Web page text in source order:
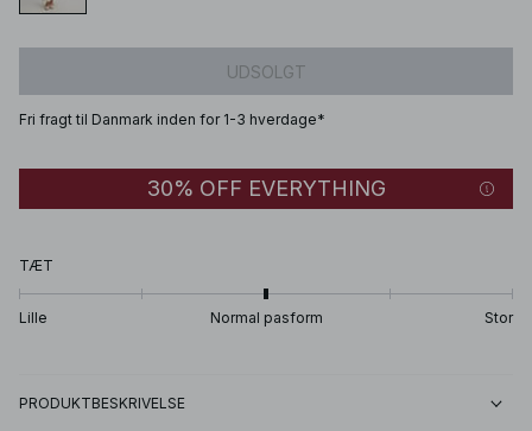
UDSOLGT
Fri fragt til Danmark inden for 1-3 hverdage*
30% OFF EVERYTHING
TÆT
Lille Normal pasform Stor
PRODUKTBESKRIVELSE